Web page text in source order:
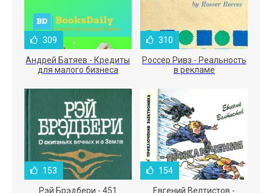
309
Андрей Батяев - Кредиты
для малого бизнеса
310
Россер Ривз - Реальность
в рекламе
153
Рэй Брэдбери - 451
154
Евгений Велтистов -